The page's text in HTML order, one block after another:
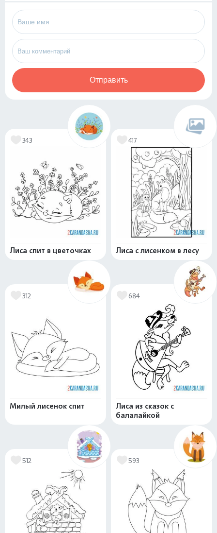
Отправить
343
Лиса спит в цветочках
417
Лиса с лисенком в лесу
312
Милый лисенок спит
684
Лиса из сказок с
балалайкой
512 593